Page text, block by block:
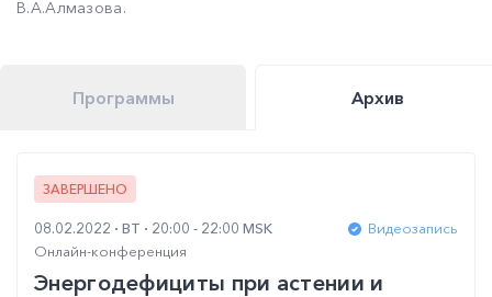
В.А.Алмазова.
Программы Архив
ЗАВЕРШЕНО
08.02.2022 ВТ 20:00 - 22:00 MSK
Видеозапись
Онлайн-конференция
Энергодефициты при астении и